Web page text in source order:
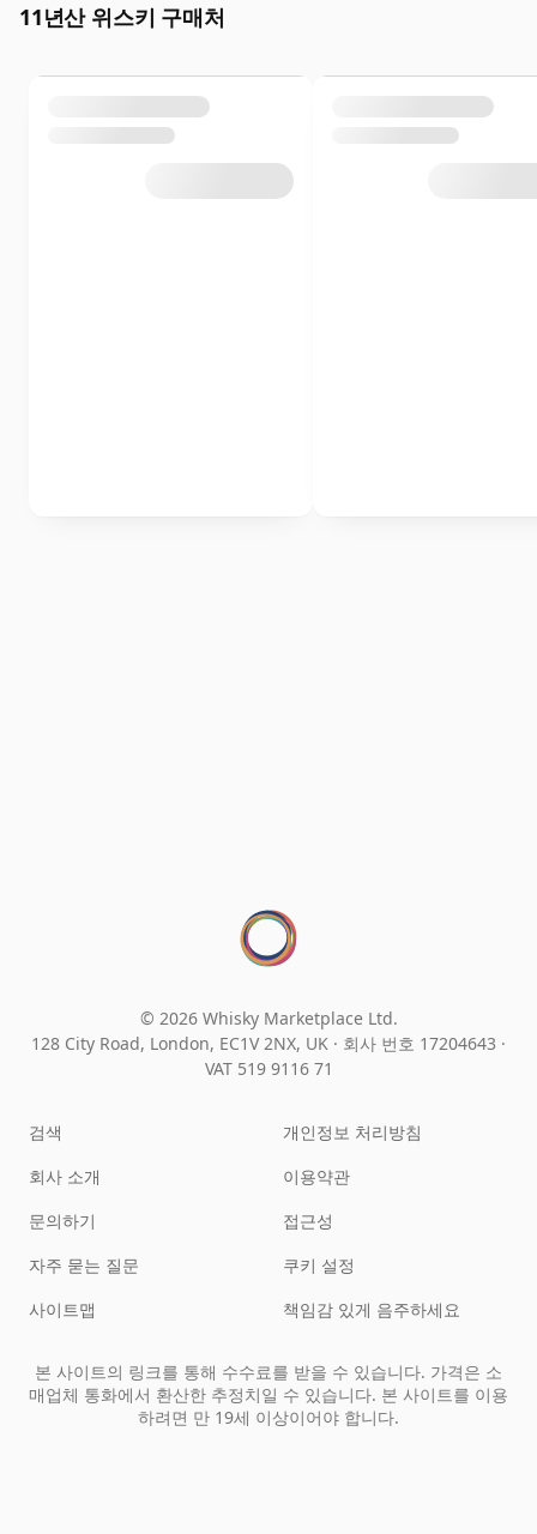
11년산 위스키 구매처
© 2026 Whisky Marketplace Ltd.
128 City Road, London, EC1V 2NX, UK · 회사 번호 17204643 ·
VAT 519 9116 71
검색
회사 소개
문의하기
자주 묻는 질문
사이트맵
개인정보 처리방침
이용약관
접근성
쿠키 설정
책임감 있게 음주하세요
본 사이트의 링크를 통해 수수료를 받을 수 있습니다. 가격은 소
매업체 통화에서 환산한 추정치일 수 있습니다. 본 사이트를 이용
하려면 만 19세 이상이어야 합니다.